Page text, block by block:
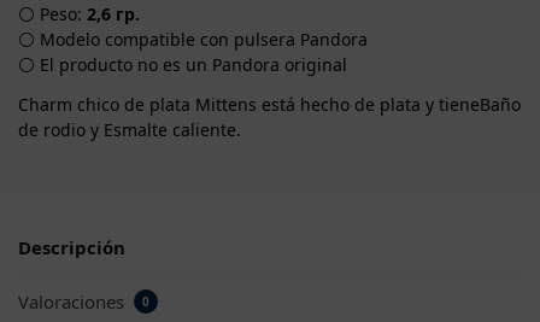
⚪ Peso: 2,6 гр.
⚪ Modelo compatible con pulsera Pandora
⚪ El producto no es un Pandora original
Charm chico de plata Mittens está hecho de plata y tieneBaño
de rodio y Esmalte caliente.
Descripción
Valoraciones 0